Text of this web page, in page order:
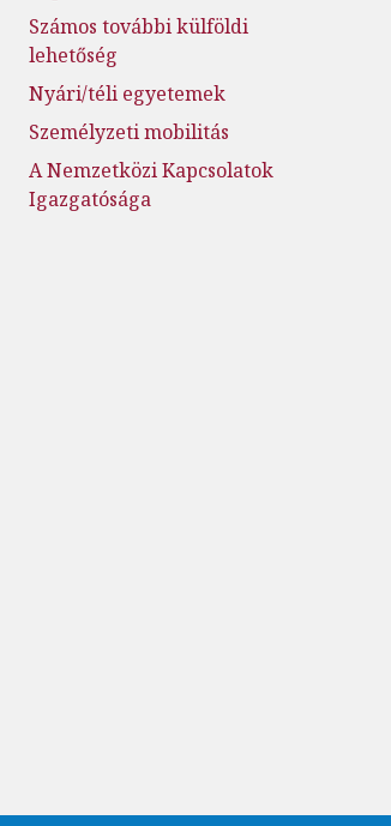
Számos további külföldi
lehetőség
Nyári/téli egyetemek
Személyzeti mobilitás
A Nemzetközi Kapcsolatok
Igazgatósága